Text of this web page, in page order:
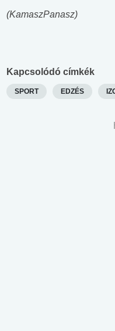
(KamaszPanasz)
Kapcsolódó címkék
SPORT EDZÉS